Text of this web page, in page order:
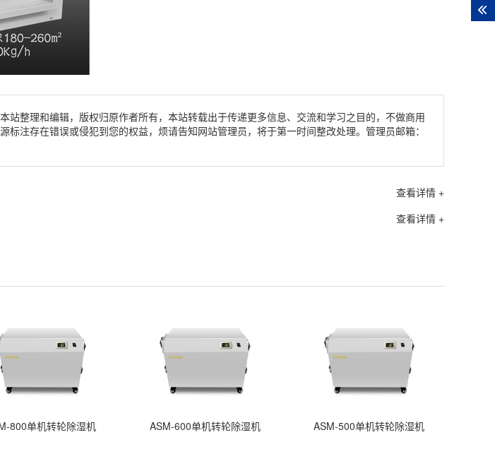
站整理和编辑，版权归原作者所有，本站转载出于传递更多信息、交流和学习之目的，不做商用
标注存在错误或侵犯到您的权益，烦请告知网站管理员，将于第一时间整改处理。管理员邮箱：
查看详情 +
查看详情 +
800单机转轮除湿机 ASM-600单机转轮除湿机 ASM-500单机转轮除湿机